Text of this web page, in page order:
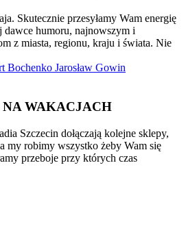
Skutecznie przesyłamy Wam energię
dawce humoru, najnowszym i
z miasta, regionu, kraju i świata. Nie
Bochenko Jarosław Gowin
WAKACJACH
Szczecin dołączają kolejne sklepy,
my robimy wszystko żeby Wam się
przeboje przy których czas